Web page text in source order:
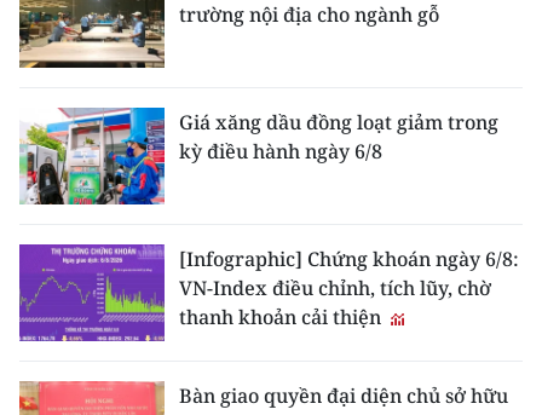
trường nội địa cho ngành gỗ
Giá xăng dầu đồng loạt giảm trong
kỳ điều hành ngày 6/8
[Infographic] Chứng khoán ngày 6/8:
VN-Index điều chỉnh, tích lũy, chờ
thanh khoản cải thiện
Bàn giao quyền đại diện chủ sở hữu